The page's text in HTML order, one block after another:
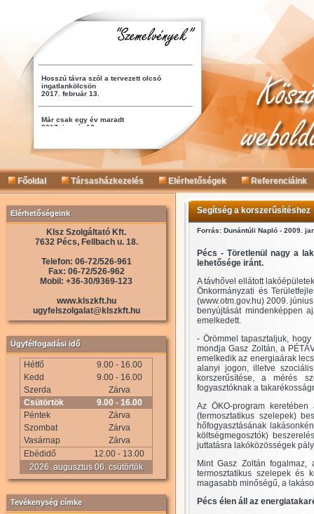
Főoldal Társasházkezelés Elérhetőségek Referenciáink
Elérhetőségeink
Klsz Szolgáltató Kft.
7632 Pécs, Fellbach u. 18.
Telefon: 06-72/526-961
Fax: 06-72/526-962
Mobil: +36-30/9369-123
www.klszkft.hu
ugyfelszolgalat@klszkft.hu
Ügyfélfogadási idő
Hétfő
9.00 - 16.00
Kedd
9.00 - 16.00
Szerda
Zárva
Csütörtök
9.00 - 16.00
Péntek
Zárva
Szombat
Zárva
Vasárnap
Zárva
Ebédidő
12.00 - 13.00
2026. augusztus 06. csütörtök
Tevékenység címke
Segítség a korszerűsítéshez
Forrás: Dunántúli Napló - 2009.
Pécs - Töretlenül nagy a
lehetősége iránt.
A távhővel ellátott
Önkormányzati és
(www.otm.gov.hu) 2009.
benyújtását mindenképpen
emelkedett.
- Örömmel tapasztaljuk,
mondja Gasz Zoltán, a
emelkedik az energiaárak
alanyi jogon, illetve
korszerűsítése, a mérés
fogyasztóknak a
Az ÖKO-program
(termosztatikus szelepek)
hőfogyasztásának
költségmegosztók)
juttatásra lakóközösségek
Mint Gasz Zoltán fogalmaz,
termosztatikus szelepek és
magasabb minőségű, a
Pécs élen áll az